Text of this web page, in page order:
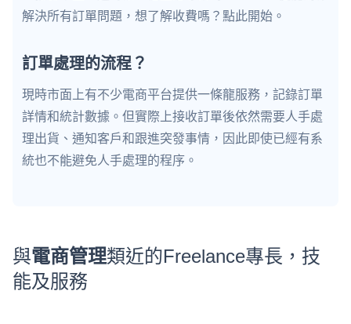
解決所有訂單問題，想了解收費嗎？點此開始。
訂單處理的流程？
現時市面上有不少電商平台提供一條龍服務，記錄訂單
詳情和統計數據。但實際上接收訂單後依然需要人手處
理出貨、通知客戶和跟進突發事情，因此即使已經有系
統也不能避免人手處理的程序。
與電商管理類近的Freelance專長，技
能及服務